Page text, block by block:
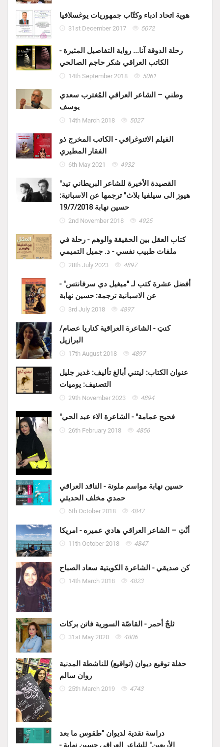
هوية اتحاد ادباء وكتّاب جمهوريات يوغسلافيا
31st December 2017 5072
رحلة الدوقة آنا... رواية التفاصيل المثيرة -
الكاتب العراقي شكر حاجم الصالحي
14th September 2018 5061
وطني – الشاعر العراقي المُغترب سعدي
يوسف
14th March 2018 5027
الفيلم الاثنوغرافي - الكاتب المخرج ذو
الفقار المطيري
6th May 2021 4932
"القصيدة الأخيرة للشاعر البريطاني تيد
هيوز الى سيلفيا بلاث" ترجمها عن الاسبانية:
حسين نهابة 19/7/2018
2nd November 2018 4925
كتاب العقل بين الحقيقة والوهم - رحلة في
ملفات طبيب نفسي - د. جميل التميمي
28th July 2023 4897
أفضل عشرة كتب لـ "ميغيل دي سرفانتس" -
عن الاسبانية ترجمة: حسين نهابة
3rd July 2018 4897
كنتِ - الشاعرة العراقية كناريا عصام/
البرازيل
17th August 2018 4897
عنوان الكتاب: ليتني أبالغ تأليف: غدير جليل
التصنيف: يوميات
29th November 2023 4894
"فحيح عمامة" - الشاعرة الاء عبد الحي
26th February 2018 4856
حسين نهابة مواسم ملونة - الناقد العراقي
حمدي مخلف الحديثي
6th October 2018 4847
أنْتِ – الشاعر العراقي هادي عميره - امريكا
11th October 2018 4847
كن صديقي - الشاعرة الكويتية سعاد الصباح
14th March 2018 4823
ثلجٌ أحمر - القاصّة السورية فاتن بركات
31st May 2020 4806
حفلة توقيع ديوان (تواقيع) للناشطة المدنية
روان سالم
25th March 2019 4743
دراسة نقدية لديوان "طقوس ما بعد
الأربعين" للشاعر العراقي حسين نهابة -